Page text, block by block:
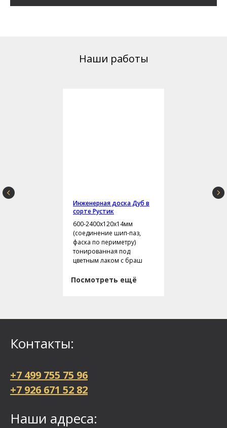
Наши работы
Инженерная доска Дуб в
сорте Рустик
600-2400х120х14мм
(соединение шип-паз,
фаска по периметру)
тонированная под
цветным лаком с браш
Посмотреть ещё
Контакты:
+7 499 755 75 96
+7 926 671 52 82
Наши адреса: